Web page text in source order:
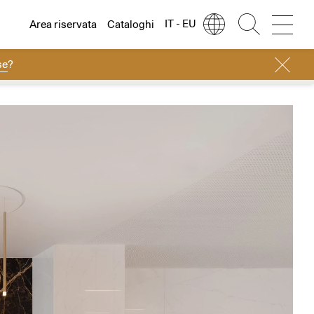
?
Area riservata Cataloghi IT - EU
Italiano
Español
RegioneEuropa